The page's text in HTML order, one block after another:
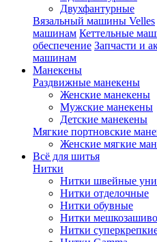
Двухфантурные
Вязальный машины Velles
машинам Кеттельные
обеспечение Запчасти и
машинам
Манекены
Раздвижные манекены
Женские манекены
Мужские манекены
Детские манекены
Мягкие портновские
Женские мягкие
Всё для шитья
Нитки
Нитки швейные
Нитки отделочные
Нитки обувные
Нитки
Нитки